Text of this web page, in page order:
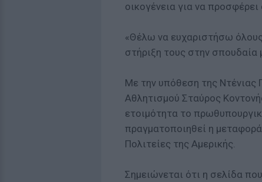
οικογένεια για να
«Θέλω να ευχαριστήσω
στήριξη τους στην σπουδαία
Με την υπόθεση της
Αθλητισμού Σταύρος
ετοιμότητα το
πραγματοποιηθεί η
Πολιτείες της Αμερικής.
Σημειώνεται ότι η σελίδα